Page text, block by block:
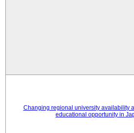
Changing regional university availability
educational opportunity in